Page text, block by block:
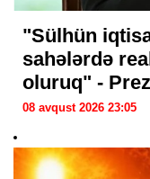
"Sülhün
sahələrdə
oluruq" -
08 avqust 2026 23:05